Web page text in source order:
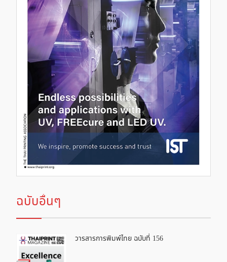
ฉบับอื่นๆ
วารสารการพิมพ์ไทย ฉบับที่ 156